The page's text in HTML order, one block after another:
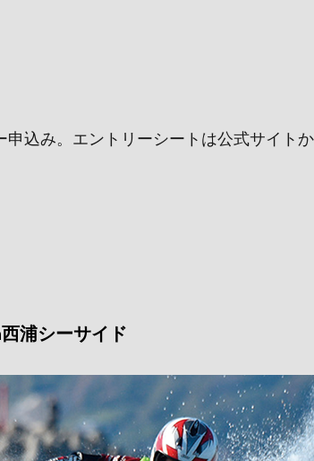
申込み。エントリーシートは公式サイト
浦シーサイド